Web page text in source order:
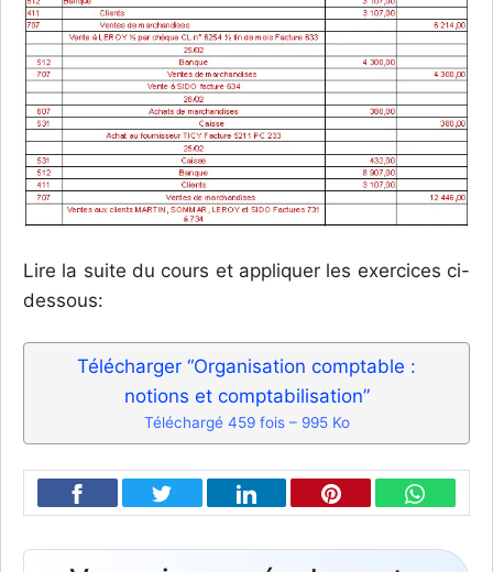
Lire la suite du cours et appliquer les exercices ci-
dessous:
Télécharger “Organisation comptable :
notions et comptabilisation”
Téléchargé 459 fois – 995 Ko